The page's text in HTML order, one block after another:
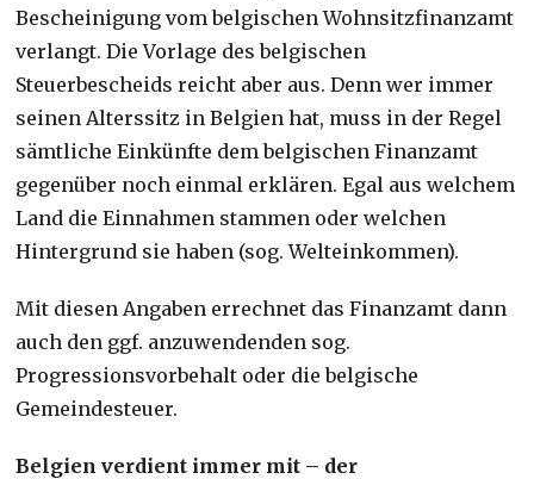
Bescheinigung vom belgischen Wohnsitzfinanzamt
verlangt. Die Vorlage des belgischen
Steuerbescheids reicht aber aus. Denn wer immer
seinen Alterssitz in Belgien hat, muss in der Regel
sämtliche Einkünfte dem belgischen Finanzamt
gegenüber noch einmal erklären. Egal aus welchem
Land die Einnahmen stammen oder welchen
Hintergrund sie haben (sog. Welteinkommen).
Mit diesen Angaben errechnet das Finanzamt dann
auch den ggf. anzuwendenden sog.
Progressionsvorbehalt oder die belgische
Gemeindesteuer.
Belgien verdient immer mit – der